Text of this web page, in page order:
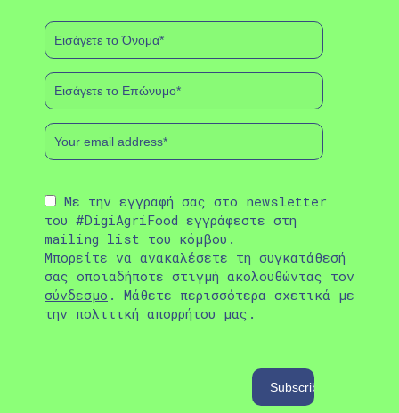
Με την εγγραφή σας στο newsletter
του #DigiAgriFood εγγράφεστε στη
mailing list του κόμβου.
Μπορείτε να ανακαλέσετε τη συγκατάθεσή
σας οποιαδήποτε στιγμή ακολουθώντας τον
σύνδεσμο . Μάθετε περισσότερα σχετικά με
την πολιτική απορρήτου μας.